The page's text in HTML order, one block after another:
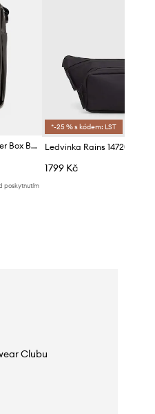
Taštička Rains 14920 Reporter Box Bag W3
poskytnutím
*-25 % s kódem: LST
1799 Kč
Clubu